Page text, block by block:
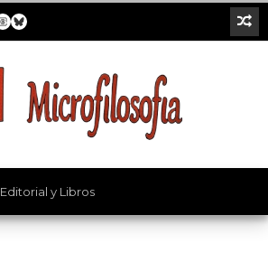
Editorial y Libros